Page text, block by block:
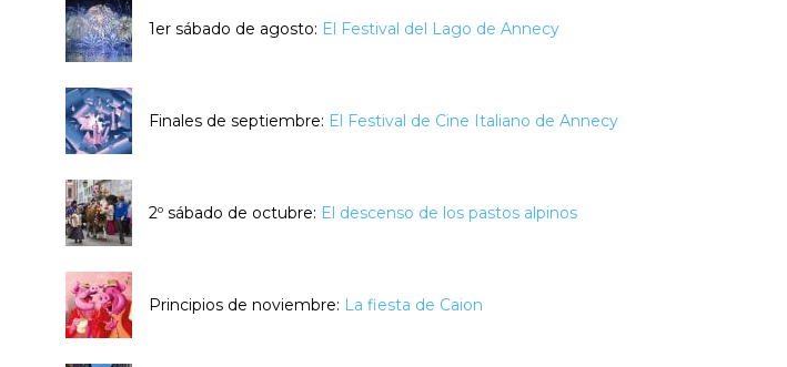
1er sábado de agosto: El Festival del Lago de Annecy
Finales de septiembre: El Festival de Cine Italiano de Annecy
2º sábado de octubre: El descenso de los pastos alpinos
Principios de noviembre: La fiesta de Caion